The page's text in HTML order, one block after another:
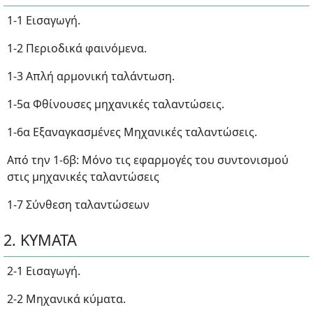
1-1 Εισαγωγή.
1-2 Περιοδικά φαινόμενα.
1-3 Απλή αρμονική ταλάντωση.
1-5α Φθίνουσες μηχανικές ταλαντώσεις.
1-6α Εξαναγκασμένες Μηχανικές ταλαντώσεις.
Από την 1-6β: Μόνο τις εφαρμογές του συντονισμού
στις μηχανικές ταλαντώσεις
1-7 Σύνθεση ταλαντώσεων
2. ΚΥΜΑΤΑ
2-1 Εισαγωγή.
2-2 Μηχανικά κύματα.